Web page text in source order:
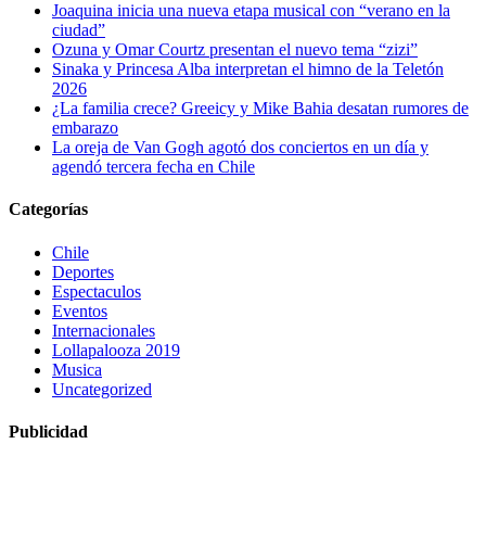
Joaquina inicia una nueva etapa musical con “verano en la
ciudad”
Ozuna y Omar Courtz presentan el nuevo tema “zizi”
Sinaka y Princesa Alba interpretan el himno de la Teletón
2026
¿La familia crece? Greeicy y Mike Bahia desatan rumores de
embarazo
La oreja de Van Gogh agotó dos conciertos en un día y
agendó tercera fecha en Chile
Categorías
Chile
Deportes
Espectaculos
Eventos
Internacionales
Lollapalooza 2019
Musica
Uncategorized
Publicidad